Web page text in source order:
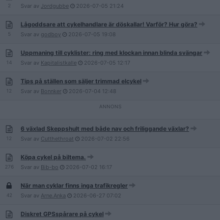
2 Svar av Jordgubbe 2026-07-05 21:24
5
Lågoddsare att cykelhandlare är döskallar! Varför? Hur göra?
Svar av godboy 2026-07-05 19:08
14
Uppmaning till cyklister: ring med klockan innan blinda svängar
Svar av Kapitalistkalle 2026-07-05 12:17
12
Tips på ställen som säljer trimmad elcykel
Svar av Bonnker 2026-07-04 12:48
12
6 växlad Skeppshult med både nav och friliggande växlar?
Svar av Cutthethroat 2026-07-02 22:56
276
Köpa cykel på biltema.
Svar av Bib-bo 2026-07-02 16:17
42
När man cyklar finns inga trafikregler
Svar av Arne.Anka 2026-06-27 07:02
Diskret GPSspårare på cykel